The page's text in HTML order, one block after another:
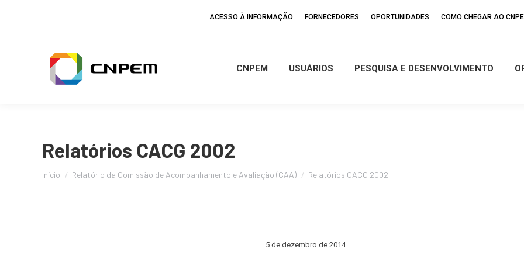
ACESSO À INFORMAÇÃO FORNECEDORES OPORTUNIDADES COMO CHEGAR AO
CNPEM USUÁRIOS PESQUISA E DESENVOLVIMENTO
Relatórios CACG 2002
Início Relatório da Comissão de Acompanhamento e Avaliação (CAA) Relatórios CACG 2002
5 de dezembro de 2014